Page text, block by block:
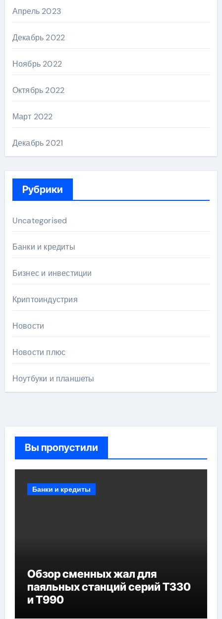
Апрель 2023
Декабрь 2022
Ноябрь 2022
Октябрь 2022
Март 2022
Декабрь 2021
Рубрики
Uncategorised
Банки и кредиты
Бизнес и инвестиции
Криптоиндустрия
Новости
Новости плюс
Ноутбуки и планшеты
Вы пропустили
Банки и кредиты
Обзор сменных жал для
паяльных станций серий T330
и T990